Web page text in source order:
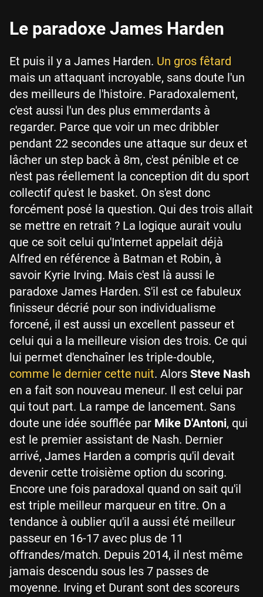
Le paradoxe James Harden
Et puis il y a James Harden. Un gros fêtard
mais un attaquant incroyable, sans doute l'un
des meilleurs de l'histoire. Paradoxalement,
c'est aussi l'un des plus emmerdants à
regarder. Parce que voir un mec dribbler
pendant 22 secondes une attaque sur deux et
lâcher un step back à 8m, c'est pénible et ce
n'est pas réellement la conception dit du sport
collectif qu'est le basket. On s'est donc
forcément posé la question. Qui des trois allait
se mettre en retrait ? La logique aurait voulu
que ce soit celui qu'Internet appelait déjà
Alfred en référence à Batman et Robin, à
savoir Kyrie Irving. Mais c'est là aussi le
paradoxe James Harden. S'il est ce fabuleux
finisseur décrié pour son individualisme
forcené, il est aussi un excellent passeur et
celui qui a la meilleure vision des trois. Ce qui
lui permet d'enchaîner les triple-double,
comme le dernier cette nuit. Alors Steve Nash
en a fait son nouveau meneur. Il est celui par
qui tout part. La rampe de lancement. Sans
doute une idée soufflée par Mike D'Antoni, qui
est le premier assistant de Nash. Dernier
arrivé, James Harden a compris qu'il devait
devenir cette troisième option du scoring.
Encore une fois paradoxal quand on sait qu'il
est triple meilleur marqueur en titre. On a
tendance à oublier qu'il a aussi été meilleur
passeur en 16-17 avec plus de 11
offrandes/match. Depuis 2014, il n'est même
jamais descendu sous les 7 passes de
moyenne. Irving et Durant sont des scoreurs